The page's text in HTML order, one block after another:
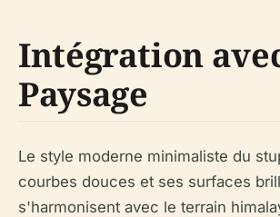
Intégration
Paysage
Le style moderne minimaliste du
courbes douces et ses surfaces
s'harmonisent avec le terrain